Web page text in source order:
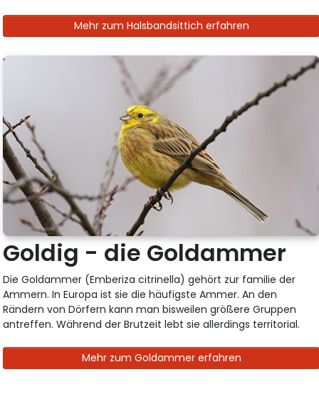
Mehr zum Halsbandsittich erfahren
Goldig - die Goldammer
Die Goldammer (Emberiza citrinella) gehört zur familie der
Ammern. In Europa ist sie die häufigste Ammer. An den
Rändern von Dörfern kann man bisweilen größere Gruppen
antreffen. Während der Brutzeit lebt sie allerdings territorial.
Mehr zum Goldammer erfahren